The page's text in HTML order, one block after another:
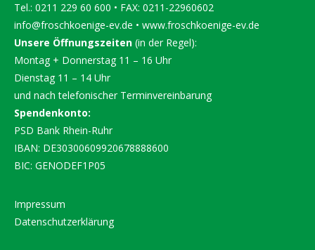
Tel.: 0211 229 60 600 • FAX: 0211-22960602
info@froschkoenige-ev.de • www.froschkoenige-ev.de
Unsere Öffnungszeiten (in der Regel):
Montag + Donnerstag 11 – 16 Uhr
Dienstag 11 – 14 Uhr
und nach telefonischer Terminvereinbarung
Spendenkonto:
PSD Bank Rhein-Ruhr
IBAN: DE30300609920678888600
BIC: GENODEF1P05
Impressum
Datenschutzerklärung